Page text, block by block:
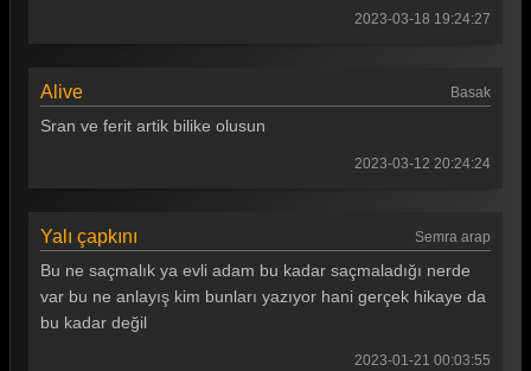
2023-03-18 19:24:27
Alive Basak
Sran ve ferit artik bilike olusun
2023-03-12 20:24:24
Yalı çapkını Semra arap
Bu ne saçmalık ya evli adam bu kadar saçmaladığı nerde
var bu ne anlayış kim bunları yazıyor hani gerçek hikaye da
bu kadar değil
2023-01-21 00:03:55